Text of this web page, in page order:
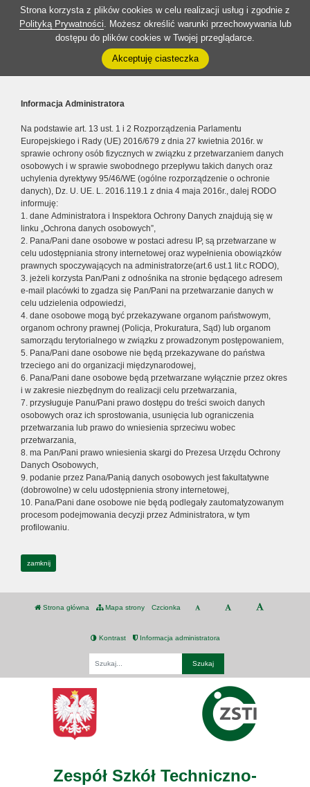
Strona korzysta z plików cookies w celu realizacji usług i zgodnie z
Polityką Prywatności. Możesz określić warunki przechowywania lub
dostępu do plików cookies w Twojej przeglądarce.
Akceptuję ciasteczka
Informacja Administratora
Na podstawie art. 13 ust. 1 i 2 Rozporządzenia Parlamentu
Europejskiego i Rady (UE) 2016/679 z dnia 27 kwietnia 2016r. w
sprawie ochrony osób fizycznych w związku z przetwarzaniem danych
osobowych i w sprawie swobodnego przepływu takich danych oraz
uchylenia dyrektywy 95/46/WE (ogólne rozporządzenie o ochronie
danych), Dz. U. UE. L. 2016.119.1 z dnia 4 maja 2016r., dalej RODO
informuję:
1. dane Administratora i Inspektora Ochrony Danych znajdują się w
linku „Ochrona danych osobowych”,
2. Pana/Pani dane osobowe w postaci adresu IP, są przetwarzane w
celu udostępniania strony internetowej oraz wypełnienia obowiązków
prawnych spoczywających na administratorze(art.6 ust.1 lit.c RODO),
3. jeżeli korzysta Pan/Pani z odnośnika na stronie będącego adresem
e-mail placówki to zgadza się Pan/Pani na przetwarzanie danych w
celu udzielenia odpowiedzi,
4. dane osobowe mogą być przekazywane organom państwowym,
organom ochrony prawnej (Policja, Prokuratura, Sąd) lub organom
samorządu terytorialnego w związku z prowadzonym postępowaniem,
5. Pana/Pani dane osobowe nie będą przekazywane do państwa
trzeciego ani do organizacji międzynarodowej,
6. Pana/Pani dane osobowe będą przetwarzane wyłącznie przez okres
i w zakresie niezbędnym do realizacji celu przetwarzania,
7. przysługuje Panu/Pani prawo dostępu do treści swoich danych
osobowych oraz ich sprostowania, usunięcia lub ograniczenia
przetwarzania lub prawo do wniesienia sprzeciwu wobec
przetwarzania,
8. ma Pan/Pani prawo wniesienia skargi do Prezesa Urzędu Ochrony
Danych Osobowych,
9. podanie przez Pana/Panią danych osobowych jest fakultatywne
(dobrowolne) w celu udostępnienia strony internetowej,
10. Pana/Pani dane osobowe nie będą podlegały zautomatyzowanym
procesom podejmowania decyzji przez Administratora, w tym
profilowaniu.
zamknij
Strona główna Mapa strony Czcionka
Kontrast Informacja administratora
Zespół Szkół Techniczno-